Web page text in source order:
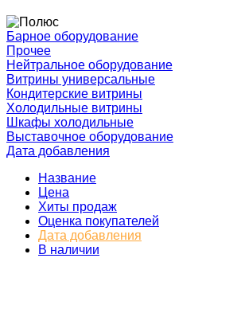
Барное оборудование
Прочее
Нейтральное оборудование
Витрины универсальные
Кондитерские витрины
Холодильные витрины
Шкафы холодильные
Выставочное оборудование
Дата добавления
Название
Цена
Хиты продаж
Оценка покупателей
Дата добавления
В наличии